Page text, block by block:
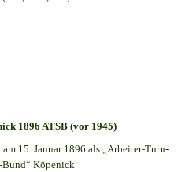
1896 ATSB (vor 1945)
am 15. Januar 1896 als „Arbeiter-Turn-
Bund“ Köpenick